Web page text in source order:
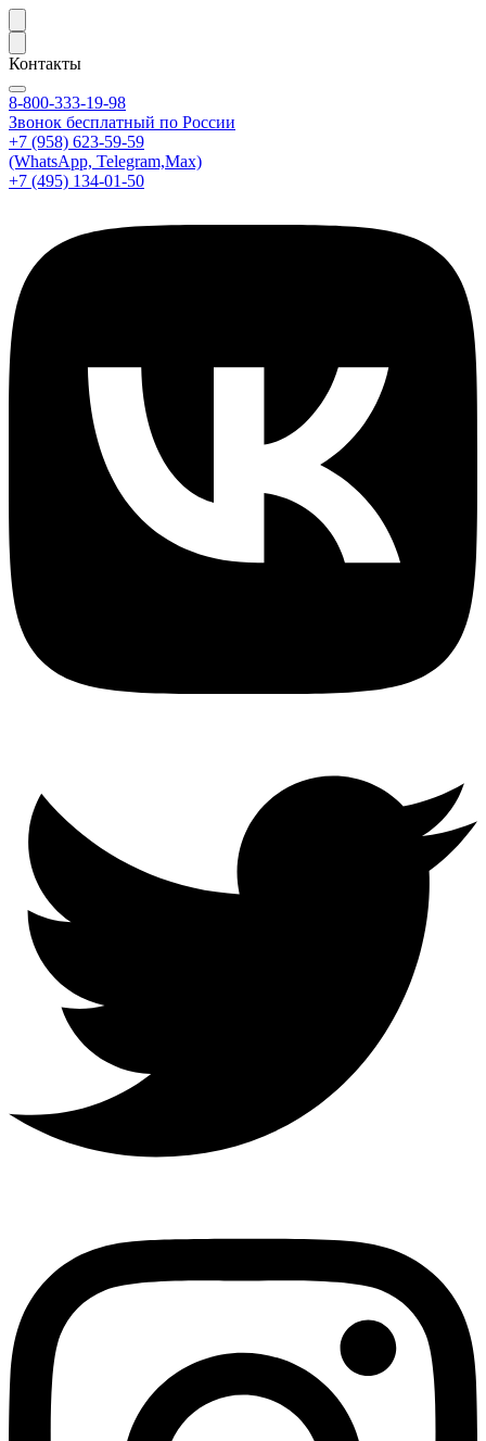
Контакты
8-800-333-19-98
Звонок бесплатный по России
+7 (958) 623-59-59
(WhatsApp, Telegram,Max)
+7 (495) 134-01-50